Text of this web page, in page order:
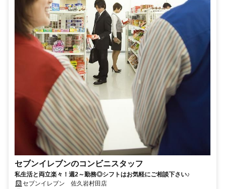
セブンイレブンのコンビニスタッフ
私生活と両立楽々！週2～勤務◎シフトはお気軽にご相談下さい♪
セブンイレブン 佐久岩村田店